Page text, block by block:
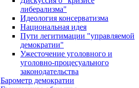
либерализма"
Идеология консерватизма
Национальная идея
Пути легитимации "управляемой
демократии"
Ужесточение уголовного и
уголовно-процесуального
законодательства
Барометр демократии